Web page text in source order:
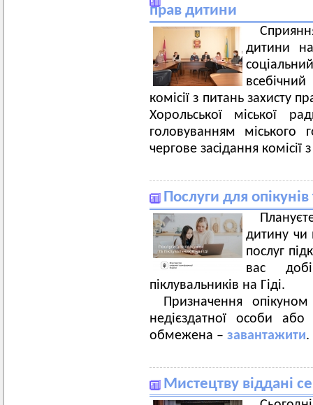
прав дитини
дитини
комісії з питань захисту
Хорольської міської
головуванням міського
чергове засідання
Послуги для опікунів
дитину чи
послуг
вас
піклувальників на Гіді.
Призначення
недієздатної особи або
обмежена – завантажити.
Мистецтву віддані